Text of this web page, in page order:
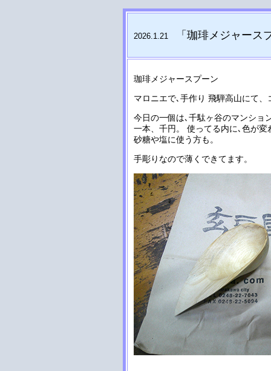
2026.1.21 「珈琲メジャース
珈琲メジャースプーン
マロニエで､手作り 飛騨高山にて
今日の一個は､千駄ヶ谷のマンショ
一本、千円。 使ってる内に､色が変
砂糖や塩に使う方も。
手彫りなので薄くできてます。